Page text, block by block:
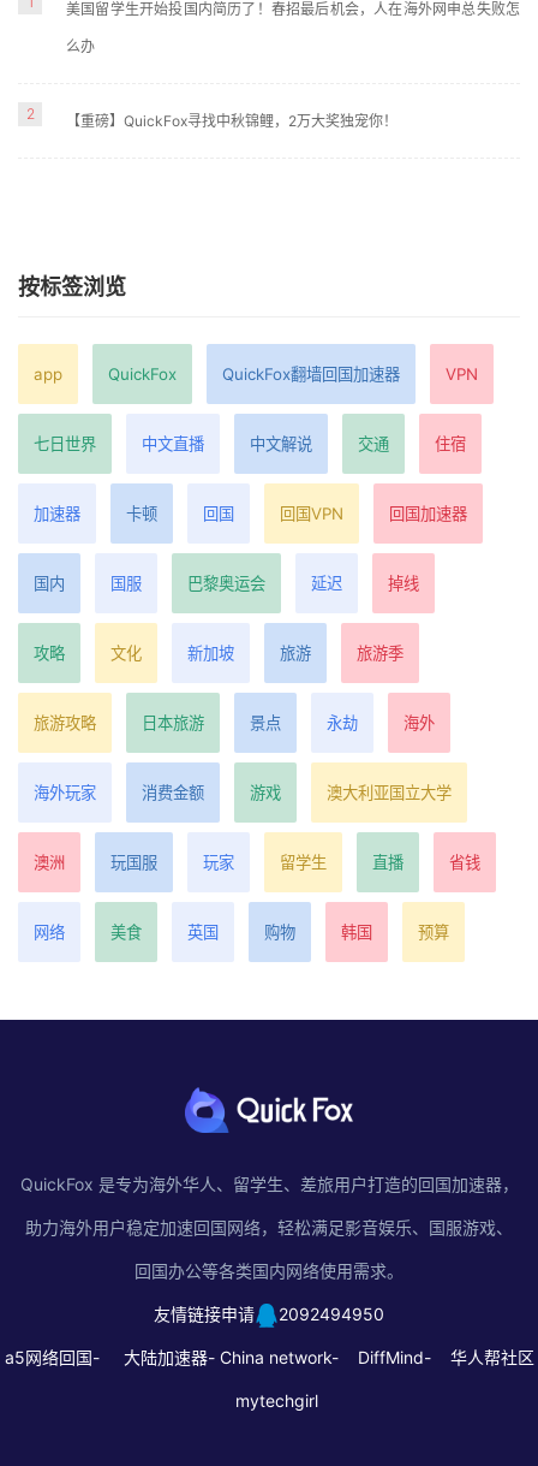
美国留学生开始投国内简历了！春招最后机会，人在海外网申总失败怎
么办
2 【重磅】QuickFox寻找中秋锦鲤，2万大奖独宠你！
按标签浏览
app QuickFox QuickFox翻墙回国加速器 VPN
七日世界 中文直播 中文解说 交通 住宿
加速器 卡顿 回国 回国VPN 回国加速器
国内 国服 巴黎奥运会 延迟 掉线
攻略 文化 新加坡 旅游 旅游季
旅游攻略 日本旅游 景点 永劫 海外
海外玩家 消费金额 游戏 澳大利亚国立大学
澳洲 玩国服 玩家 留学生 直播 省钱
网络 美食 英国 购物 韩国 预算
QuickFox 是专为海外华人、留学生、差旅用户打造的回国加速器，
助力海外用户稳定加速回国网络，轻松满足影音娱乐、国服游戏、
回国办公等各类国内网络使用需求。
友情链接申请 2092494950
a5网络回国- 大陆加速器- China network- DiffMind- 华人帮社区
mytechgirl